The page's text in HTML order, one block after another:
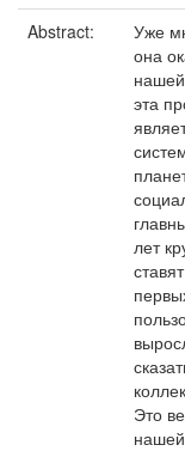
Abstract:
Уже
она
эта
лет
Это